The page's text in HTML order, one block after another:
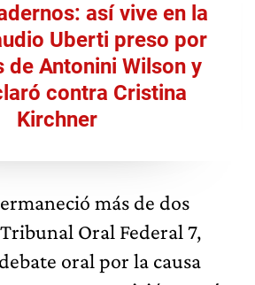
así vive en la
Uberti preso por
de Antonini Wilson y
contra Cristina
Kirchner
más de dos
Oral Federal 7,
oral por la causa